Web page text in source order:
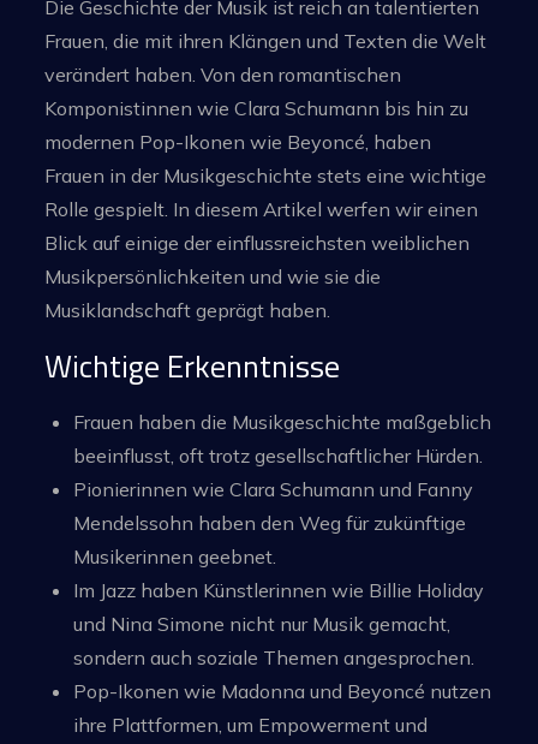
Die Geschichte der Musik ist reich an talentierten
Frauen, die mit ihren Klängen und Texten die Welt
verändert haben. Von den romantischen
Komponistinnen wie Clara Schumann bis hin zu
modernen Pop-Ikonen wie Beyoncé, haben
Frauen in der Musikgeschichte stets eine wichtige
Rolle gespielt. In diesem Artikel werfen wir einen
Blick auf einige der einflussreichsten weiblichen
Musikpersönlichkeiten und wie sie die
Musiklandschaft geprägt haben.
Wichtige Erkenntnisse
Frauen haben die Musikgeschichte maßgeblich
beeinflusst, oft trotz gesellschaftlicher Hürden.
Pionierinnen wie Clara Schumann und Fanny
Mendelssohn haben den Weg für zukünftige
Musikerinnen geebnet.
Im Jazz haben Künstlerinnen wie Billie Holiday
und Nina Simone nicht nur Musik gemacht,
sondern auch soziale Themen angesprochen.
Pop-Ikonen wie Madonna und Beyoncé nutzen
ihre Plattformen, um Empowerment und